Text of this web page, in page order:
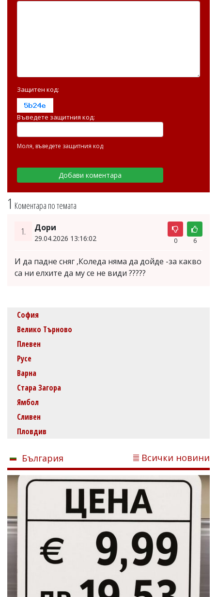
1 Коментара по темата
1. Дори
29.04.2026 13:16:02 0 6
И да падне сняг ,Коледа няма да дойде -за какво
са ни елхите да му се не види ?????
Защитен код:
Въведете защитния код:
Моля, въведете защитния код
София
Велико Търново
Плевен
Русе
Варна
Стара Загора
Ямбол
Сливен
Пловдив
България Всички новини